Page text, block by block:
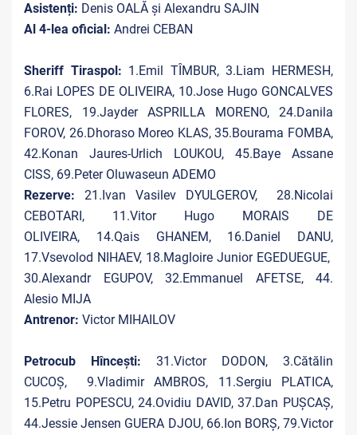
Asistenți: Denis OALĂ și Alexandru SAJIN
Al 4-lea oficial: Andrei CEBAN
Sheriff Tiraspol: 1.Emil TÎMBUR, 3.Liam HERMESH,
6.Rai LOPES DE OLIVEIRA, 10.Jose Hugo GONCALVES
FLORES, 19.Jayder ASPRILLA MORENO, 24.Danila
FOROV, 26.Dhoraso Moreo KLAS, 35.Bourama FOMBA,
42.Konan Jaures-Urlich LOUKOU, 45.Baye Assane
CISS, 69.Peter Oluwaseun ADEMO
Rezerve: 21.Ivan Vasilev DYULGEROV, 28.Nicolai
CEBOTARI, 11.Vitor Hugo MORAIS DE
OLIVEIRA, 14.Qais GHANEM, 16.Daniel DANU,
17.Vsevolod NIHAEV, 18.Magloire Junior EGEDUEGUE,
30.Alexandr EGUPOV, 32.Emmanuel AFETSE, 44.
Alesio MIJA
Antrenor: Victor MIHAILOV
Petrocub Hîncești: 31.Victor DODON, 3.Cătălin
CUCOȘ, 9.Vladimir AMBROS, 11.Sergiu PLATICA,
15.Petru POPESCU, 24.Ovidiu DAVID, 37.Dan PUȘCAȘ,
44.Jessie Jensen GUERA DJOU, 66.Ion BORȘ, 79.Victor